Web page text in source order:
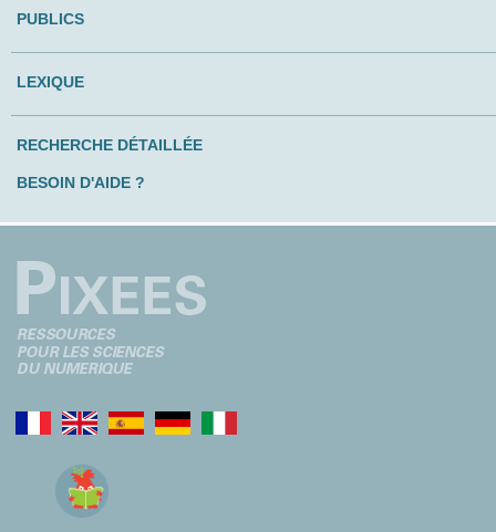
PUBLICS
LEXIQUE
RECHERCHE DÉTAILLÉE
BESOIN D'AIDE ?